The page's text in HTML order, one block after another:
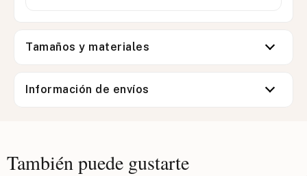
Tamaños y materiales
Información de envíos
También puede gustarte